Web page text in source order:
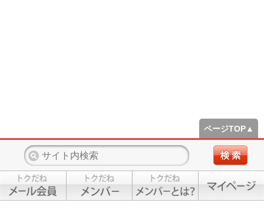
ページTOP▲